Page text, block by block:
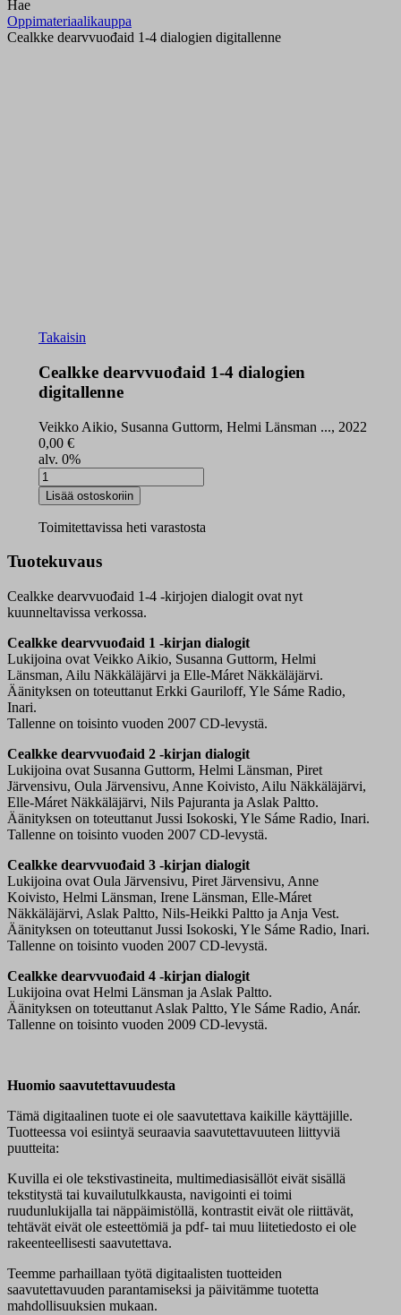
Hae
Oppimateriaalikauppa
Cealkke dearvvuođaid 1-4 dialogien digitallenne
Takaisin
Cealkke dearvvuođaid 1-4 dialogien
digitallenne
Veikko Aikio, Susanna Guttorm, Helmi Länsman ..., 2022
0,00 €
alv. 0%
Cealkke
dearvvuođaid
1-
4
digitallenne
määrä
Lisää ostoskoriin
Toimitettavissa heti varastosta
Tuotekuvaus
Cealkke dearvvuođaid 1-4 -kirjojen dialogit ovat nyt
kuunneltavissa verkossa.
Cealkke dearvvuođaid 1 -kirjan dialogit
Lukijoina ovat Veikko Aikio, Susanna Guttorm, Helmi
Länsman, Ailu Näkkäläjärvi ja Elle-Máret Näkkäläjärvi.
Äänityksen on toteuttanut Erkki Gauriloff, Yle Sáme Radio,
Inari.
Tallenne on toisinto vuoden 2007 CD-levystä.
Cealkke dearvvuođaid 2 -kirjan dialogit
Lukijoina ovat Susanna Guttorm, Helmi Länsman, Piret
Järvensivu, Oula Järvensivu, Anne Koivisto, Ailu Näkkäläjärvi,
Elle-Máret Näkkäläjärvi, Nils Pajuranta ja Aslak Paltto.
Äänityksen on toteuttanut Jussi Isokoski, Yle Sáme Radio, Inari.
Tallenne on toisinto vuoden 2007 CD-levystä.
Cealkke dearvvuođaid 3 -kirjan dialogit
Lukijoina ovat Oula Järvensivu, Piret Järvensivu, Anne
Koivisto, Helmi Länsman, Irene Länsman, Elle-Máret
Näkkäläjärvi, Aslak Paltto, Nils-Heikki Paltto ja Anja Vest.
Äänityksen on toteuttanut Jussi Isokoski, Yle Sáme Radio, Inari.
Tallenne on toisinto vuoden 2007 CD-levystä.
Cealkke dearvvuođaid 4 -kirjan dialogit
Lukijoina ovat Helmi Länsman ja Aslak Paltto.
Äänityksen on toteuttanut Aslak Paltto, Yle Sáme Radio, Anár.
Tallenne on toisinto vuoden 2009 CD-levystä.
Huomio saavutettavuudesta
Tämä digitaalinen tuote ei ole saavutettava kaikille käyttäjille.
Tuotteessa voi esiintyä seuraavia saavutettavuuteen liittyviä
puutteita:
Kuvilla ei ole tekstivastineita, multimediasisällöt eivät sisällä
tekstitystä tai kuvailutulkkausta, navigointi ei toimi
ruudunlukijalla tai näppäimistöllä, kontrastit eivät ole riittävät,
tehtävät eivät ole esteettömiä ja pdf- tai muu liitetiedosto ei ole
rakeenteellisesti saavutettava.
Teemme parhaillaan työtä digitaalisten tuotteiden
saavutettavuuden parantamiseksi ja päivitämme tuotetta
mahdollisuuksien mukaan.